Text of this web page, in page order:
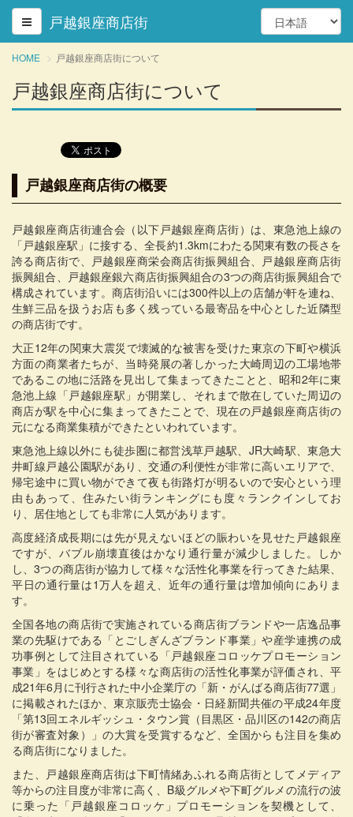
戸越銀座商店街
HOME 戸越銀座商店街について
戸越銀座商店街について
戸越銀座商店街の概要
戸越銀座商店街連合会（以下戸越銀座商店街）は、東急池上線の
「戸越銀座駅」に接する、全長約1.3kmにわたる関東有数の長さを
誇る商店街で、戸越銀座商栄会商店街振興組合、戸越銀座商店街
振興組合、戸越銀座銀六商店街振興組合の3つの商店街振興組合で
構成されています。商店街沿いには300件以上の店舗が軒を連ね、
生鮮三品を扱うお店も多く残っている最寄品を中心とした近隣型
の商店街です。
大正12年の関東大震災で壊滅的な被害を受けた東京の下町や横浜
方面の商業者たちが、当時発展の著しかった大崎周辺の工場地帯
であるこの地に活路を見出して集まってきたことと、昭和2年に東
急池上線「戸越銀座駅」が開業し、それまで散在していた周辺の
商店が駅を中心に集まってきたことで、現在の戸越銀座商店街の
元になる商業集積ができたといわれています。
東急池上線以外にも徒歩圏に都営浅草戸越駅、JR大崎駅、東急大
井町線戸越公園駅があり、交通の利便性が非常に高いエリアで、
帰宅途中に買い物ができて夜も街路灯が明るいので安心という理
由もあって、住みたい街ランキングにも度々ランクインしてお
り、居住地としても非常に人気があります。
高度経済成長期には先が見えないほどの賑わいを見せた戸越銀座
ですが、バブル崩壊直後はかなり通行量が減少しました。しか
し、3つの商店街が協力して様々な活性化事業を行ってきた結果、
平日の通行量は1万人を超え、近年の通行量は増加傾向にありま
す。
全国各地の商店街で実施されている商店街ブランドや一店逸品事
業の先駆けである「とごしぎんざブランド事業」や産学連携の成
功事例として注目されている「戸越銀座コロッケプロモーション
事業」をはじめとする様々な商店街の活性化事業が評価され、平
成21年6月に刊行された中小企業庁の「新・がんばる商店街77選」
に掲載されたほか、東京販売士協会・日経新聞共催の平成24年度
「第13回エネルギッシュ・タウン賞（目黒区・品川区の142の商店
街が審査対象）」の大賞を受賞するなど、全国からも注目を集め
る商店街になりました。
また、戸越銀座商店街は下町情緒あふれる商店街としてメディア
等からの注目度が非常に高く、B級グルメや下町グルメの流行の波
に乗った「戸越銀座コロッケ」プロモーションを契機として、